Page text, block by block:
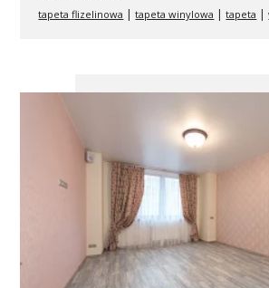
tapeta flizelinowa |tapeta winylowa |tapeta |